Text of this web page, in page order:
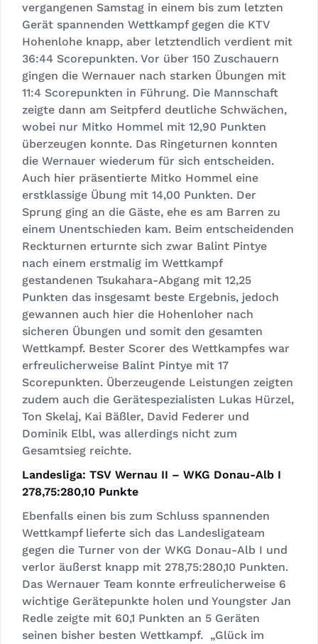
vergangenen Samstag in einem bis zum letzten
Gerät spannenden Wettkampf gegen die KTV
Hohenlohe knapp, aber letztendlich verdient mit
36:44 Scorepunkten. Vor über 150 Zuschauern
gingen die Wernauer nach starken Übungen mit
11:4 Scorepunkten in Führung. Die Mannschaft
zeigte dann am Seitpferd deutliche Schwächen,
wobei nur Mitko Hommel mit 12,90 Punkten
überzeugen konnte. Das Ringeturnen konnten
die Wernauer wiederum für sich entscheiden.
Auch hier präsentierte Mitko Hommel eine
erstklassige Übung mit 14,00 Punkten. Der
Sprung ging an die Gäste, ehe es am Barren zu
einem Unentschieden kam. Beim entscheidenden
Reckturnen erturnte sich zwar Balint Pintye
nach einem erstmalig im Wettkampf
gestandenen Tsukahara-Abgang mit 12,25
Punkten das insgesamt beste Ergebnis, jedoch
gewannen auch hier die Hohenloher nach
sicheren Übungen und somit den gesamten
Wettkampf. Bester Scorer des Wettkampfes war
erfreulicherweise Balint Pintye mit 17
Scorepunkten. Überzeugende Leistungen zeigten
zudem auch die Gerätespezialisten Lukas Hürzel,
Ton Skelaj, Kai Bäßler, David Federer und
Dominik Elbl, was allerdings nicht zum
Gesamtsieg reichte.
Landesliga: TSV Wernau II – WKG Donau-Alb I
278,75:280,10 Punkte
Ebenfalls einen bis zum Schluss spannenden
Wettkampf lieferte sich das Landesligateam
gegen die Turner von der WKG Donau-Alb I und
verlor äußerst knapp mit 278,75:280,10 Punkten.
Das Wernauer Team konnte erfreulicherweise 6
wichtige Gerätepunkte holen und Youngster Jan
Redle zeigte mit 60,1 Punkten an 5 Geräten
seinen bisher besten Wettkampf. „Glück im